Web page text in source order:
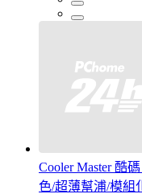
Cooler Master 酷
色/超薄幫浦/模組